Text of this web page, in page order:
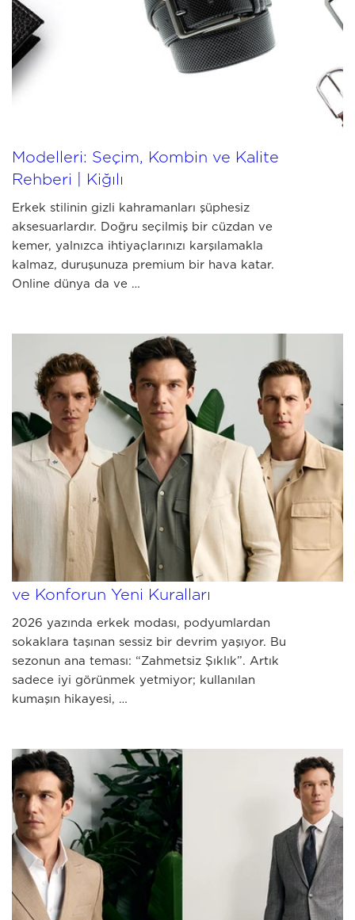
Modelleri: Seçim, Kombin ve Kalite
Rehberi | Kiğılı
Erkek stilinin gizli kahramanları şüphesiz
aksesuarlardır. Doğru seçilmiş bir cüzdan ve
kemer, yalnızca ihtiyaçlarınızı karşılamakla
kalmaz, duruşunuza premium bir hava katar.
Online dünya da ve …
2026 Erkek Yaz Modası Rehberi: Stil
ve Konforun Yeni Kuralları
2026 yazında erkek modası, podyumlardan
sokaklara taşınan sessiz bir devrim yaşıyor. Bu
sezonun ana teması: “Zahmetsiz Şıklık”. Artık
sadece iyi görünmek yetmiyor; kullanılan
kumaşın hikayesi, …